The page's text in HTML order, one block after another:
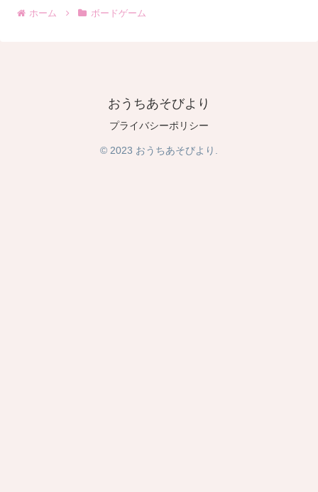
ホーム ボードゲーム
おうちあそびより
プライバシーポリシー
© 2023 おうちあそびより.